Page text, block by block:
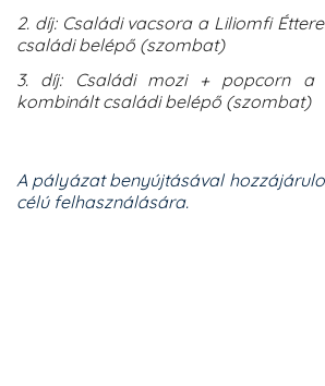
2. díj: Családi vacsora a Liliomfi
családi belépő (szombat)
3. díj: Családi mozi + popcorn a
kombinált családi belépő (szombat)
A pályázat benyújtásával
célú felhasználására.